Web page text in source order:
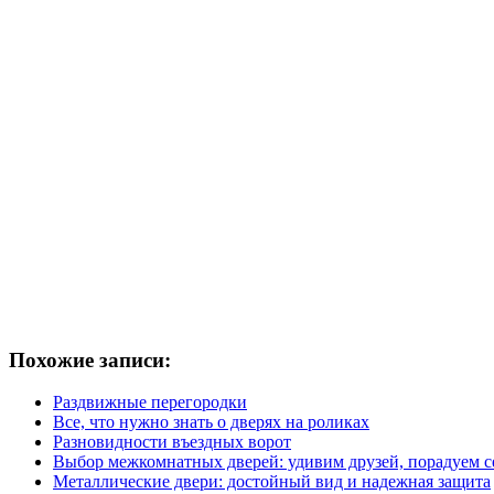
Похожие записи:
Раздвижные перегородки
Все, что нужно знать о дверях на роликах
Разновидности въездных ворот
Выбор межкомнатных дверей: удивим друзей, порадуем
Металлические двери: достойный вид и надежная защита